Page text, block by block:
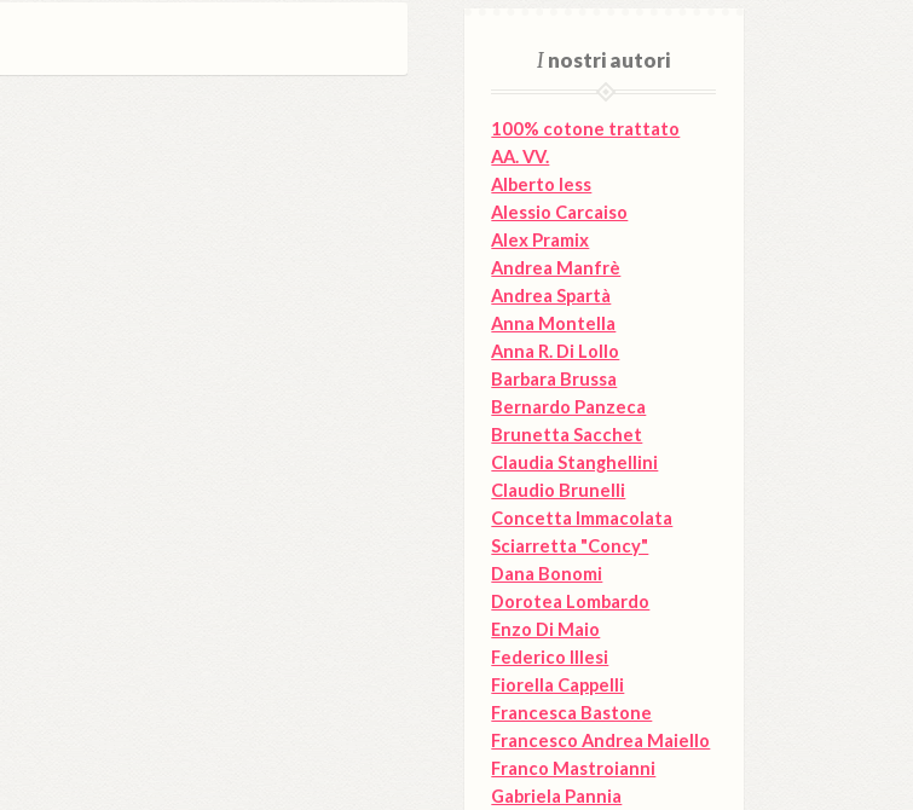
Inostri autori
100% cotone trattato
AA. VV.
Alberto Iess
Alessio Carcaiso
Alex Pramix
Andrea Manfrè
Andrea Spartà
Anna Montella
Anna R. Di Lollo
Barbara Brussa
Bernardo Panzeca
Brunetta Sacchet
Claudia Stanghellini
Claudio Brunelli
Concetta Immacolata
Sciarretta "Concy"
Dana Bonomi
Dorotea Lombardo
Enzo Di Maio
Federico Illesi
Fiorella Cappelli
Francesca Bastone
Francesco Andrea Maiello
Franco Mastroianni
Gabriela Pannia